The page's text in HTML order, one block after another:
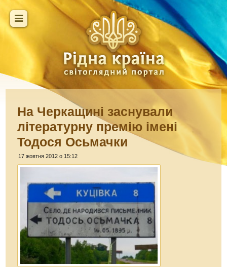
На Черкащині заснували
літературну премію імені
Тодося Осьмачки
17 жовтня 2012 о 15:12